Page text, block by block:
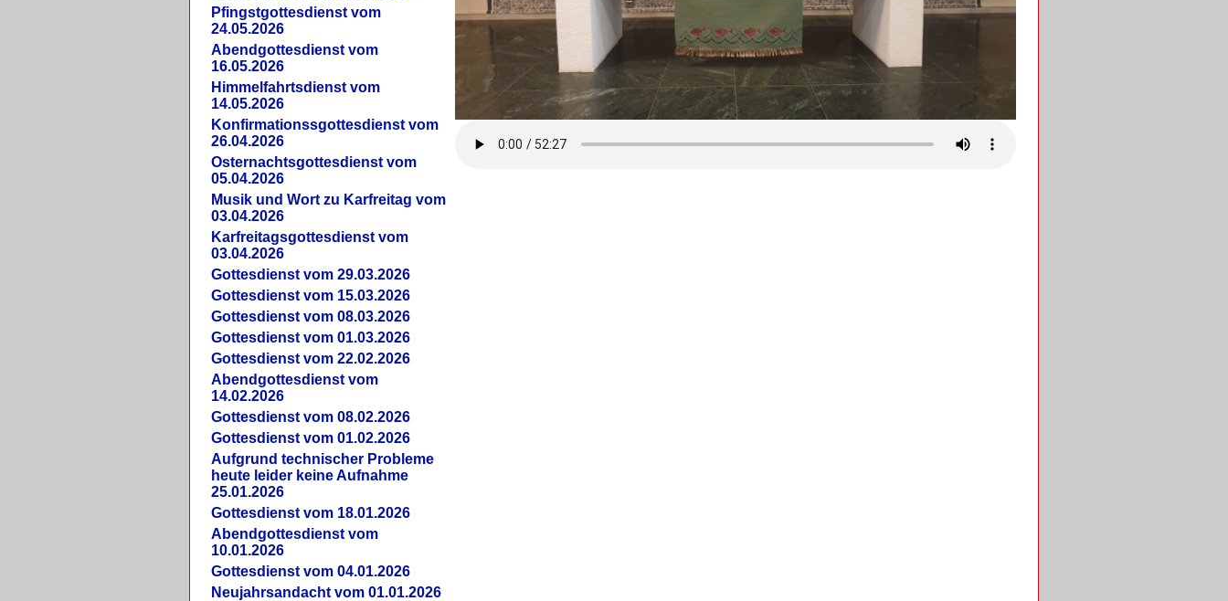
Pfingstgottesdienst vom
24.05.2026
Abendgottesdienst vom
16.05.2026
Himmelfahrtsdienst vom
14.05.2026
Konfirmationssgottesdienst vom
26.04.2026
Osternachtsgottesdienst vom
05.04.2026
Musik und Wort zu Karfreitag vom
03.04.2026
Karfreitagsgottesdienst vom
03.04.2026
Gottesdienst vom 29.03.2026
Gottesdienst vom 15.03.2026
Gottesdienst vom 08.03.2026
Gottesdienst vom 01.03.2026
Gottesdienst vom 22.02.2026
Abendgottesdienst vom
14.02.2026
Gottesdienst vom 08.02.2026
Gottesdienst vom 01.02.2026
Aufgrund technischer Probleme
heute leider keine Aufnahme
25.01.2026
Gottesdienst vom 18.01.2026
Abendgottesdienst vom
10.01.2026
Gottesdienst vom 04.01.2026
Neujahrsandacht vom 01.01.2026